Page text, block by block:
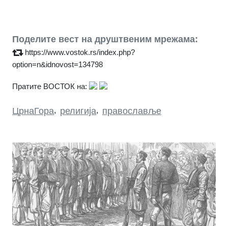
Поделите вест на друштвеним мрежама:
https://www.vostok.rs/index.php?
option=n&idnovost=134798
Пратите ВОСТОК на:
ЦрнаГора, религија, православље